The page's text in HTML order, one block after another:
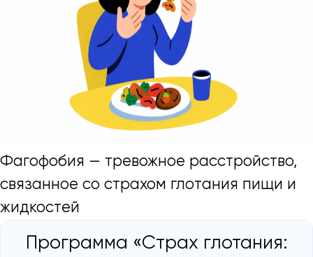
Фагофобия — тревожное расстройство,
связанное со страхом глотания пищи и
жидкостей
Программа «Страх глотания: